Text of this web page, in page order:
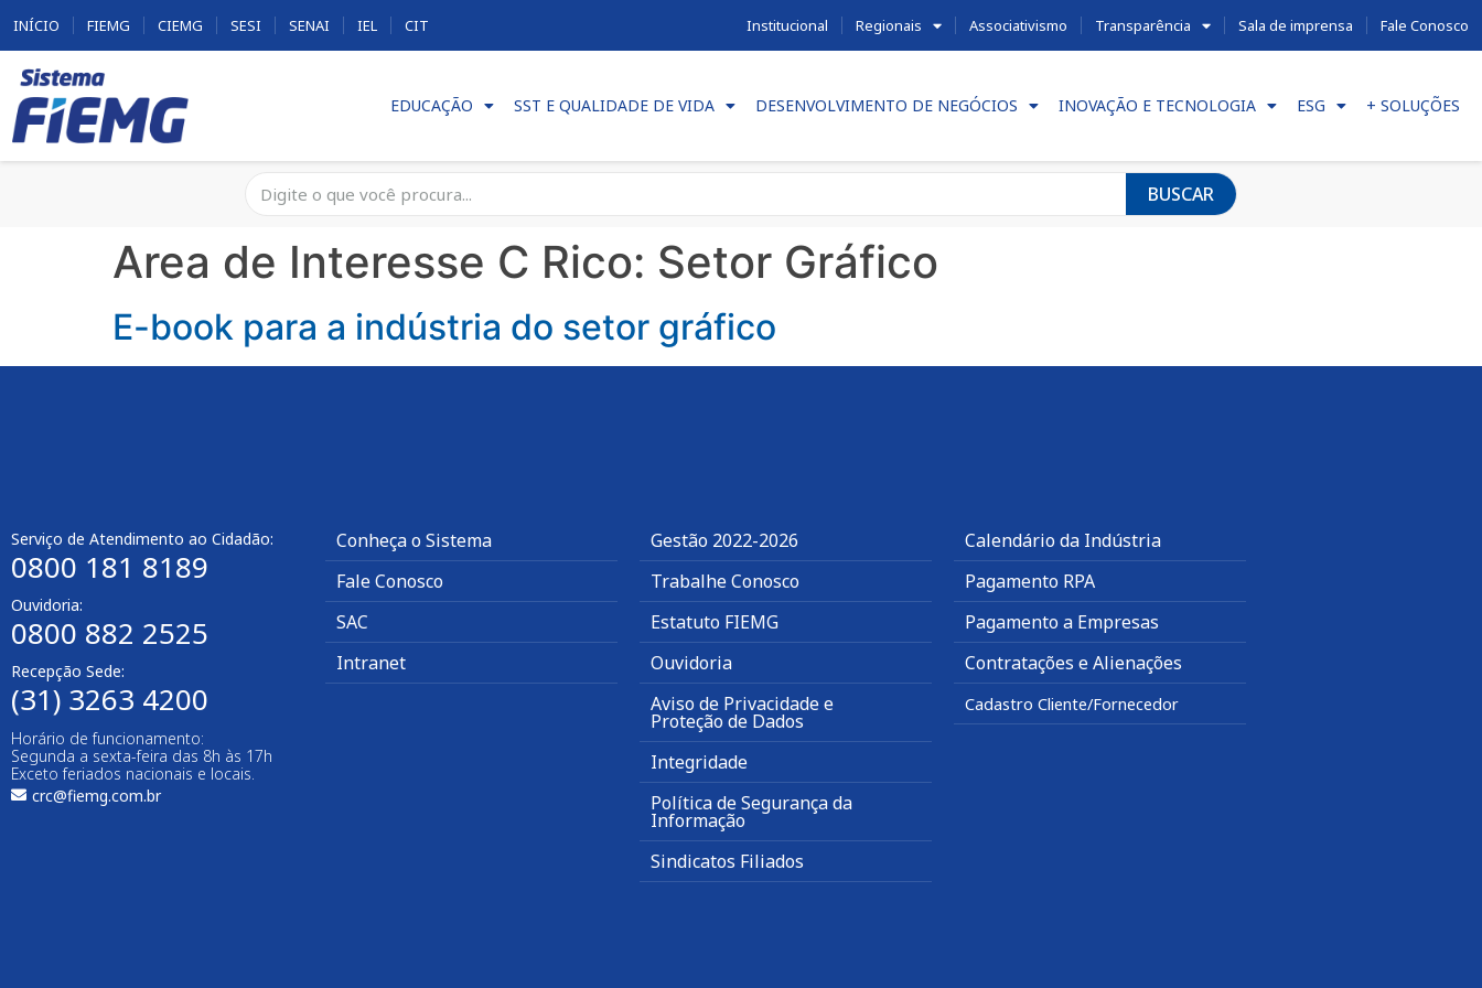
INÍCIO FIEMG CIEMG SESI SENAI IEL CIT Institucional Regionais Associativismo Transparência Sala de imprensa Fale Conosco
EDUCAÇÃO SST E QUALIDADE DE VIDA DESENVOLVIMENTO DE NEGÓCIOS INOVAÇÃO E TECNOLOGIA ESG + SOLUÇÕES
BUSCAR
Area de Interesse C Rico: Setor Gráfico
E-book para a indústria do setor gráfico
Serviço de Atendimento ao Cidadão:
0800 181 8189
Ouvidoria:
0800 882 2525​
Recepção Sede:
(31) 3263 4200
Horário de funcionamento:
Segunda a sexta-feira das 8h às 17h
Exceto feriados nacionais e locais.
crc@fiemg.com.br
Conheça o Sistema
Fale Conosco
SAC
Intranet
Gestão 2022-2026
Trabalhe Conosco
Estatuto FIEMG
Ouvidoria
Aviso de Privacidade e
Proteção de Dados
Integridade
Política de Segurança da
Informação
Sindicatos Filiados
Calendário da Indústria
Pagamento RPA
Pagamento a Empresas
Contratações e Alienações
Cadastro Cliente/Fornecedor